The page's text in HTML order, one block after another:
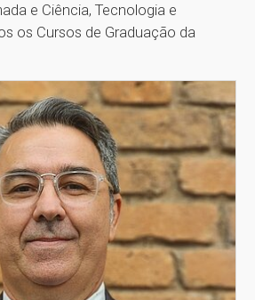
e Ciência, Tecnologia e
os Cursos de Graduação da